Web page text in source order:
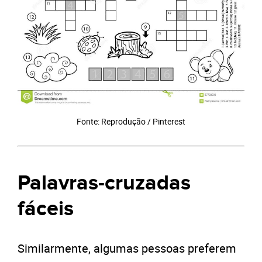
Fonte: Reprodução / Pinterest
Palavras-cruzadas
fáceis
Similarmente, algumas pessoas preferem